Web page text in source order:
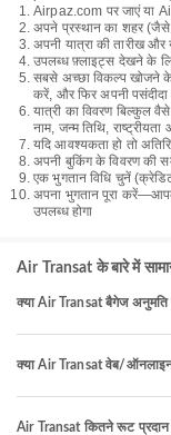
Airpaz.com पर जाएं या
अपने प्रस्थान का शहर (जैसे
अपनी यात्रा की तारीख और
उपलब्ध फ़्लाइट्स देखने के
सबसे अच्छा विकल्प खोजने
करें, और फिर अपनी
यात्री का विवरण बिल्कुल
नाम, जन्म तिथि,
यदि आवश्यकता हो तो
अपनी बुकिंग के विवरण की
एक भुगतान विधि चुनें
अपना भुगतान पूरा
उपलब्ध होगा
Air Transat के बारे में
क्या Air Transat बैगेज अनुमति
क्या Air Transat वेब/
Air Transat कितने रूट प्रदान